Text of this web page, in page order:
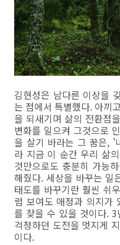
김현성은 남다른 이상을
는 점에서 특별했다. 아끼
을 되새기며 삶의 전환점
변화를 일으켜 그것으로
을 살기 바라는 그 꿈은, '
라 지금 이 순간 우리 삶
것만으로도 충분히 가능
해줬다. 세상을 바꾸는 일
태도를 바꾸기란 훨씬 쉬
럼 보여도 애정과 의지가
를 찾을 수 있을 것이다.
걱정하던 도전을 멋지게
이다.